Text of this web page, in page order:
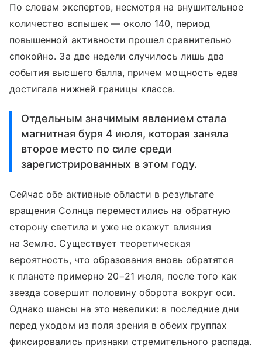
По словам экспертов, несмотря на внушительное
количество вспышек — около 140, период
повышенной активности прошел сравнительно
спокойно. За две недели случилось лишь два
события высшего балла, причем мощность едва
достигала нижней границы класса.
Отдельным значимым явлением стала
магнитная буря 4 июля, которая заняла
второе место по силе среди
зарегистрированных в этом году.
Сейчас обе активные области в результате
вращения Солнца переместились на обратную
сторону светила и уже не окажут влияния
на Землю. Существует теоретическая
вероятность, что образования вновь обратятся
к планете примерно 20−21 июля, после того как
звезда совершит половину оборота вокруг оси.
Однако шансы на это невелики: в последние дни
перед уходом из поля зрения в обеих группах
фиксировались признаки стремительного распада.